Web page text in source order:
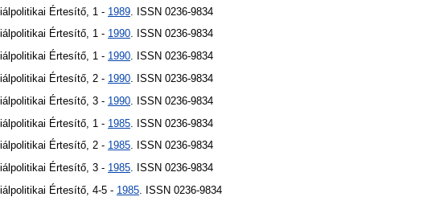
Értesítő, 1 - 1989 . ISSN 0236-9834
Értesítő, 1 - 1990. ISSN 0236-9834
Értesítő, 1 - 1990. ISSN 0236-9834
Értesítő, 2 - 1990. ISSN 0236-9834
Értesítő, 3 - 1990 . ISSN 0236-9834
Értesítő, 1 - 1985 . ISSN 0236-9834
Értesítő, 2 - 1985. ISSN 0236-9834
Értesítő, 3 - 1985. ISSN 0236-9834
Értesítő, 4-5 - 1985. ISSN 0236-9834